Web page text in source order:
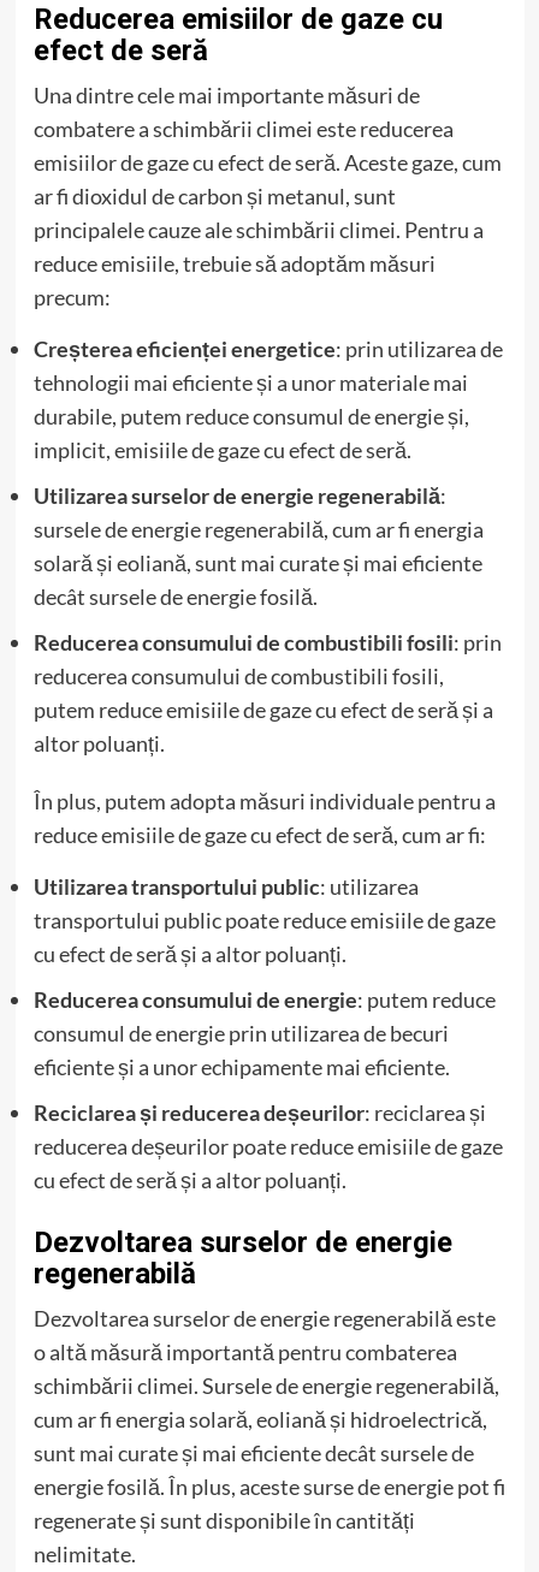
Reducerea emisiilor de gaze cu
efect de seră
Una dintre cele mai importante măsuri de
combatere a schimbării climei este reducerea
emisiilor de gaze cu efect de seră. Aceste gaze, cum
ar fi dioxidul de carbon și metanul, sunt
principalele cauze ale schimbării climei. Pentru a
reduce emisiile, trebuie să adoptăm măsuri
precum:
Creșterea eficienței energetice: prin utilizarea de
tehnologii mai eficiente și a unor materiale mai
durabile, putem reduce consumul de energie și,
implicit, emisiile de gaze cu efect de seră.
Utilizarea surselor de energie regenerabilă:
sursele de energie regenerabilă, cum ar fi energia
solară și eoliană, sunt mai curate și mai eficiente
decât sursele de energie fosilă.
Reducerea consumului de combustibili fosili: prin
reducerea consumului de combustibili fosili,
putem reduce emisiile de gaze cu efect de seră și a
altor poluanți.
În plus, putem adopta măsuri individuale pentru a
reduce emisiile de gaze cu efect de seră, cum ar fi:
Utilizarea transportului public: utilizarea
transportului public poate reduce emisiile de gaze
cu efect de seră și a altor poluanți.
Reducerea consumului de energie: putem reduce
consumul de energie prin utilizarea de becuri
eficiente și a unor echipamente mai eficiente.
Reciclarea și reducerea deșeurilor: reciclarea și
reducerea deșeurilor poate reduce emisiile de gaze
cu efect de seră și a altor poluanți.
Dezvoltarea surselor de energie
regenerabilă
Dezvoltarea surselor de energie regenerabilă este
o altă măsură importantă pentru combaterea
schimbării climei. Sursele de energie regenerabilă,
cum ar fi energia solară, eoliană și hidroelectrică,
sunt mai curate și mai eficiente decât sursele de
energie fosilă. În plus, aceste surse de energie pot fi
regenerate și sunt disponibile în cantități
nelimitate.